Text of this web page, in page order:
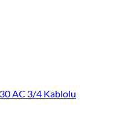
AC 3/4 Kablolu